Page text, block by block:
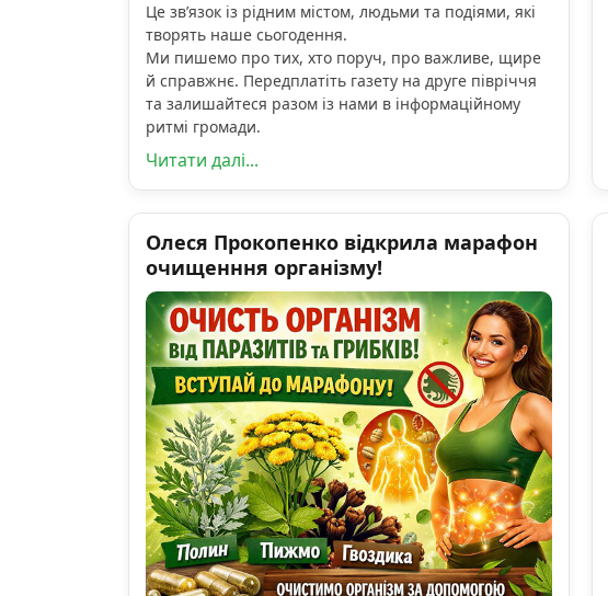
Це зв’язок із рідним містом, людьми та подіями, які
творять наше сьогодення.
Ми пишемо про тих, хто поруч, про важливе, щире
й справжнє. Передплатіть газету на друге півріччя
та залишайтеся разом із нами в інформаційному
ритмі громади.
Читати далі...
Олеся Прокопенко відкрила марафон
очищенння організму!